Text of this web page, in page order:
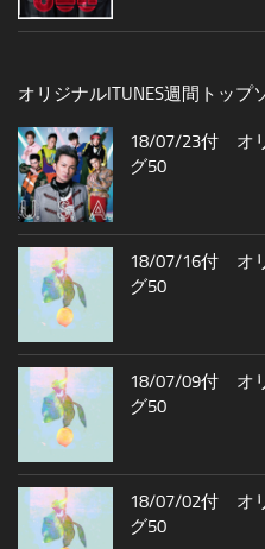
オリジナルITUNES週間トップ
18/07/23付 オ
グ50
18/07/16付 オ
グ50
18/07/09付 オ
グ50
18/07/02付 オ
グ50